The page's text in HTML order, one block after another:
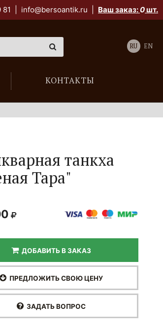
info@bersoantik.ru Ваш заказ:0шт.
КОНТАКТЫ
RU EN
танкха
Тара"
ДОБАВИТЬ В ЗАКАЗ
ПРЕДЛОЖИТЬ СВОЮ ЦЕНУ
ЗАДАТЬ ВОПРОС